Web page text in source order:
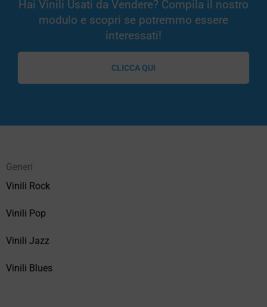
Hai Vinili Usati da Vendere? Compila il nostro
modulo e scopri se potremmo essere
interessati!
CLICCA QUI
Generi
Vinili Rock
Vinili Pop
Vinili Jazz
Vinili Blues